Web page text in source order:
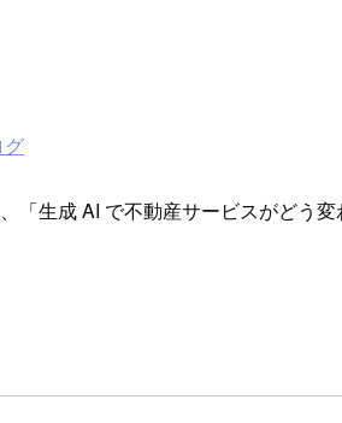
グ
生成 AI で不動産サービスがどう